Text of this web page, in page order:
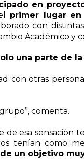
en
primer lugar en
con
Académico y
una parte de
con otras
comenta.
esa sensación
tenían como
un objetivo